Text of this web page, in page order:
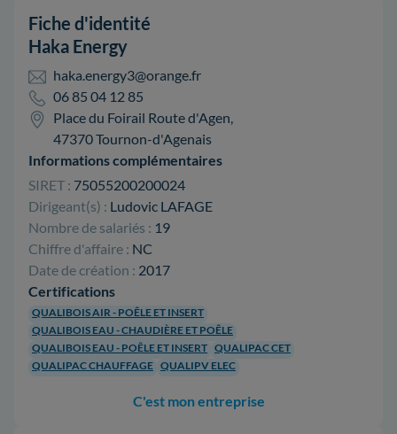
Fiche d'identité
Haka Energy
haka.energy3@orange.fr
06 85 04 12 85
Place du Foirail Route d'Agen,
47370 Tournon-d'Agenais
Informations complémentaires
SIRET : 75055200200024
Dirigeant(s) : Ludovic LAFAGE
Nombre de salariés : 19
Chiffre d'affaire : NC
Date de création : 2017
Certifications
QUALIBOIS AIR - POÊLE ET INSERT
QUALIBOIS EAU - CHAUDIÈRE ET POÊLE
QUALIBOIS EAU - POÊLE ET INSERT QUALIPAC CET
QUALIPAC CHAUFFAGE QUALIPV ELEC
C'est mon entreprise